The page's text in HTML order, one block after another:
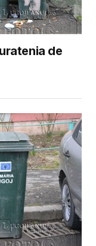
de